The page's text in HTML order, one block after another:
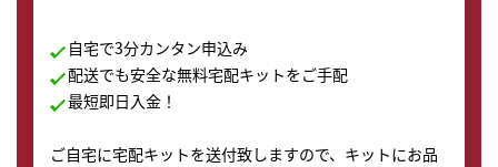
自宅で3分カンタン申込み
配送でも安全な無料宅配キットをご手配
最短即日入金！
ご自宅に宅配キットを送付致しますので、キットにお品